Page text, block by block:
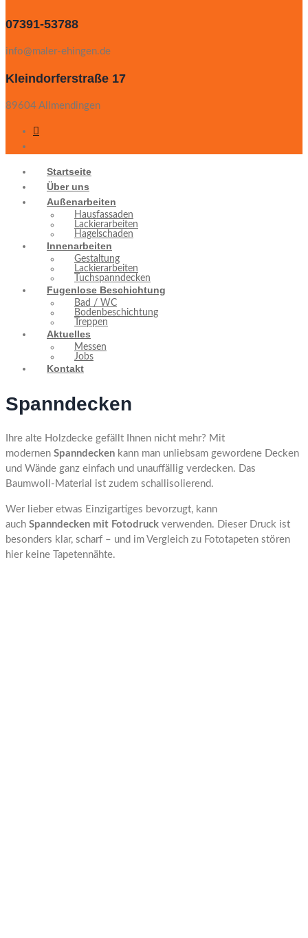
07391-53788
info@maler-ehingen.de
Kleindorferstraße 17
89604 Allmendingen
Startseite
Über uns
Außenarbeiten
Hausfassaden
Lackierarbeiten
Hagelschaden
Innenarbeiten
Gestaltung
Lackierarbeiten
Tuchspanndecken
Fugenlose Beschichtung
Bad / WC
Bodenbeschichtung
Treppen
Aktuelles
Messen
Jobs
Kontakt
Spanndecken
Ihre alte Holzdecke gefällt Ihnen nicht mehr? Mit
modernen Spanndecken kann man unliebsam gewordene Decken
und Wände ganz einfach und unauffällig verdecken. Das
Baumwoll-Material ist zudem schallisolierend.
Wer lieber etwas Einzigartiges bevorzugt, kann
auch Spanndecken mit Fotodruck verwenden. Dieser Druck ist
besonders klar, scharf – und im Vergleich zu Fototapeten stören
hier keine Tapetennähte.